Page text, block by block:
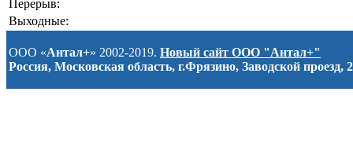
Перерыв:
Выходные:
ООО «Антал+» 2002-2019. Новый сайт ООО "Антал+"
Россия, Московская область, г.Фрязино, Заводской проезд, 2